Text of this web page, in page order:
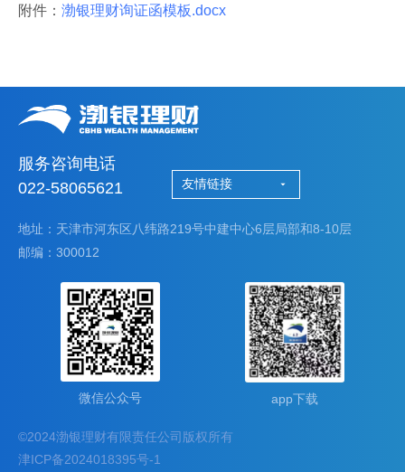
附件： 渤银理财询证函模板.docx
服务咨询电话
022-58065621
友情链接
地址：天津市河东区八纬路219号中建中心6层局部和8-10层
邮编：300012
微信公众号 app下载
©2024渤银理财有限责任公司版权所有
津ICP备2024018395号-1